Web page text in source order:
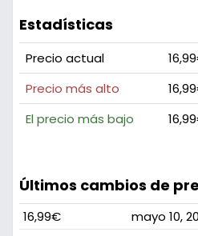
Estadísticas
Precio actual
Precio más alto
El precio más bajo
Últimos cambios de
16,99€ mayo 10,